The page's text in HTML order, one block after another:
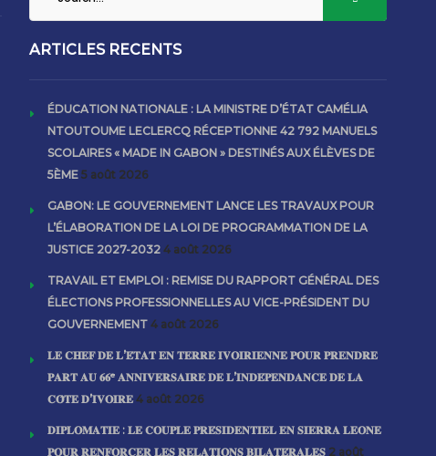
ARTICLES RECENTS
ÉDUCATION NATIONALE : LA MINISTRE D’ÉTAT CAMÉLIA
NTOUTOUME LECLERCQ RÉCEPTIONNE 42 792 MANUELS
SCOLAIRES « MADE IN GABON » DESTINÉS AUX ÉLÈVES DE
5ÈME 5 août 2026
GABON: LE GOUVERNEMENT LANCE LES TRAVAUX POUR
L’ÉLABORATION DE LA LOI DE PROGRAMMATION DE LA
JUSTICE 2027-2032 4 août 2026
TRAVAIL ET EMPLOI : REMISE DU RAPPORT GÉNÉRAL DES
ÉLECTIONS PROFESSIONNELLES AU VICE-PRÉSIDENT DU
GOUVERNEMENT 4 août 2026
𝐋𝐄 𝐂𝐇𝐄𝐅 𝐃𝐄 𝐋’𝐄́𝐓𝐀𝐓 𝐄𝐍 𝐓𝐄𝐑𝐑𝐄 𝐈𝐕𝐎𝐈𝐑𝐈𝐄𝐍𝐍𝐄 𝐏𝐎𝐔𝐑 𝐏𝐑𝐄𝐍𝐃𝐑𝐄
𝐏𝐀𝐑𝐓 𝐀𝐔 𝟔𝟔ᵉ 𝐀𝐍𝐍𝐈𝐕𝐄𝐑𝐒𝐀𝐈𝐑𝐄 𝐃𝐄 𝐋’𝐈𝐍𝐃𝐄́𝐏𝐄𝐍𝐃𝐀𝐍𝐂𝐄 𝐃𝐄 𝐋𝐀
𝐂𝐎̂𝐓𝐄 𝐃’𝐈𝐕𝐎𝐈𝐑𝐄 4 août 2026
𝐃𝐈𝐏𝐋𝐎𝐌𝐀𝐓𝐈𝐄 : 𝐋𝐄 𝐂𝐎𝐔𝐏𝐋𝐄 𝐏𝐑𝐄́𝐒𝐈𝐃𝐄𝐍𝐓𝐈𝐄𝐋 𝐄𝐍 𝐒𝐈𝐄𝐑𝐑𝐀 𝐋𝐄𝐎𝐍𝐄
𝐏𝐎𝐔𝐑 𝐑𝐄𝐍𝐅𝐎𝐑𝐂𝐄𝐑 𝐋𝐄𝐒 𝐑𝐄𝐋𝐀𝐓𝐈𝐎𝐍𝐒 𝐁𝐈𝐋𝐀𝐓𝐄́𝐑𝐀𝐋𝐄𝐒 2 août